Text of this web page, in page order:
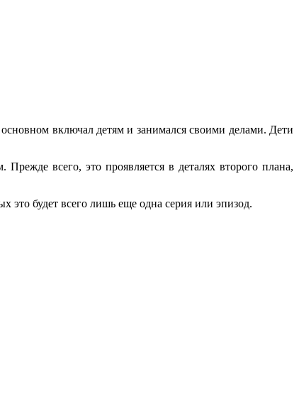
включал детям и занимался своими делами. Дети
всего, это проявляется в деталях второго плана,
будет всего лишь еще одна серия или эпизод.